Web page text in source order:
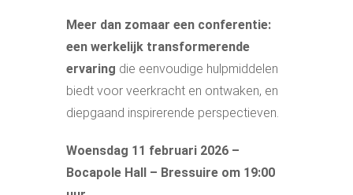
Meer dan zomaar een conferentie:
een werkelijk transformerende
ervaring die eenvoudige hulpmiddelen
biedt voor veerkracht en ontwaken, en
diepgaand inspirerende perspectieven.
Woensdag 11 februari 2026 –
Bocapole Hall – Bressuire om 19:00